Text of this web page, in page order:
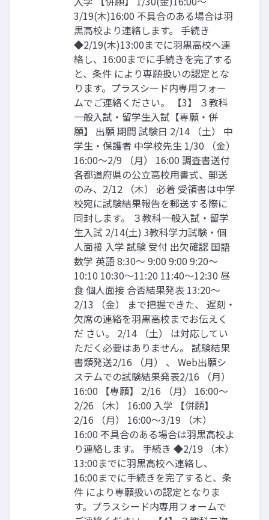
3/19(木)16:00 不具合のある場合は羽
黒高校より連絡します。 手続き
◆2/19(木)13:00までに羽黒高校へ連
絡し、16:00までに手続きを完了する
と、条件 により専願扱いの認定とな
ります。プラスシード内専用フォー
ムでご連絡ください。 【3】 ３教科
一般入試・留学生入試【専願・併
願】 出願 期間 試験日 2/14 （土） 中
学生・保護者 中学校先生 1/30 （金）
16:00〜2/9 （月） 16:00 調査書送付
各都道府県の公立高校用書式、郵送
のみ、2/12 （木） 必着 受領書は中学
校宛に試験結果報告を郵送する際に
同封します。 ３教科一般入試・留学
生入試 2/14(土) 3教科学力試験・個
人面接 入学 試験 受付 出欠確認 国語
数学 英語 8:30〜 9:00 9:00 9:20〜
10:10 10:30〜11:20 11:40〜12:30 昼
食 個人面接 合否結果発表 13:20〜
2/13 （金） まで把握できた、 遅刻・
欠席の連絡を羽黒高校までお伝えく
だ さい。 2/14 （土） は対応してい
ただく必要はありません。 試験結果
書類発送2/16 （月） 、 Web出願シ
ステムでの試験結果発表2/16 （月）
16:00 【専願】 2/16 （月） 16:00〜
2/26 （木） 16:00 入学 【併願】
2/16 （月） 16:00〜3/19 （木）
16:00 不具合のある場合は羽黒高校よ
り連絡します。 手続き ◆2/19 （木）
13:00までに羽黒高校へ連絡し、
16:00までに手続きを完了すると、条
件 により専願扱いの認定となりま
す。プラスシード内専用フォームで